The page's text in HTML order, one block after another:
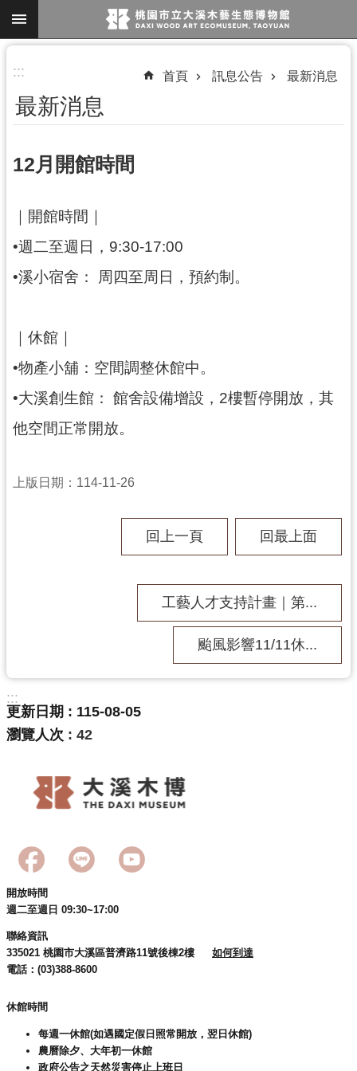
跳到主要內容區塊
搜
尋
參
觀
資
便
民
服
務
活
研
訊
息
園
地
出
品
與
文
創
商
品
::: 首頁 訊息公告 最新消息
最新消息
12月開館時間
｜開館時間｜
•週二至週日，9:30-17:00
•溪小宿舍： 周四至周日，預約制。
｜休館｜
•物產小舖：空間調整休館中。
•大溪創生館： 館舍設備增設，2樓暫停開放，其
他空間正常開放。
上版日期：114-11-26
回上一頁 回最上面
工藝人才支持計畫｜第...
颱風影響11/11休...
:::
更新日期
115-08-05
瀏覽人次
42
開放時間
週二至週日 09:30~17:00
聯絡資訊
335021 桃園市大溪區普濟路11號後棟2樓
如何到達
電話：(03)388-8600
休館時間
每週一休館(如遇國定假日照常開放，翌日休館)
農曆除夕、大年初一休館
政府公告之天然災害停止上班日